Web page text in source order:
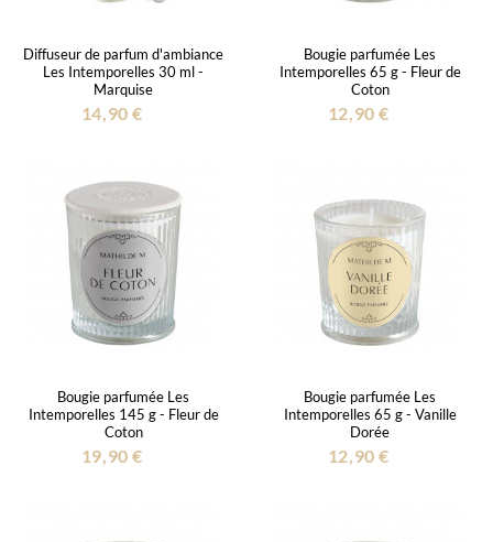
Diffuseur de parfum d'ambiance
Les Intemporelles 30 ml -
Marquise
14,90 €
Bougie parfumée Les
Intemporelles 65 g - Fleur de
Coton
12,90 €
Bougie parfumée Les
Intemporelles 145 g - Fleur de
Coton
19,90 €
Bougie parfumée Les
Intemporelles 65 g - Vanille
Dorée
12,90 €